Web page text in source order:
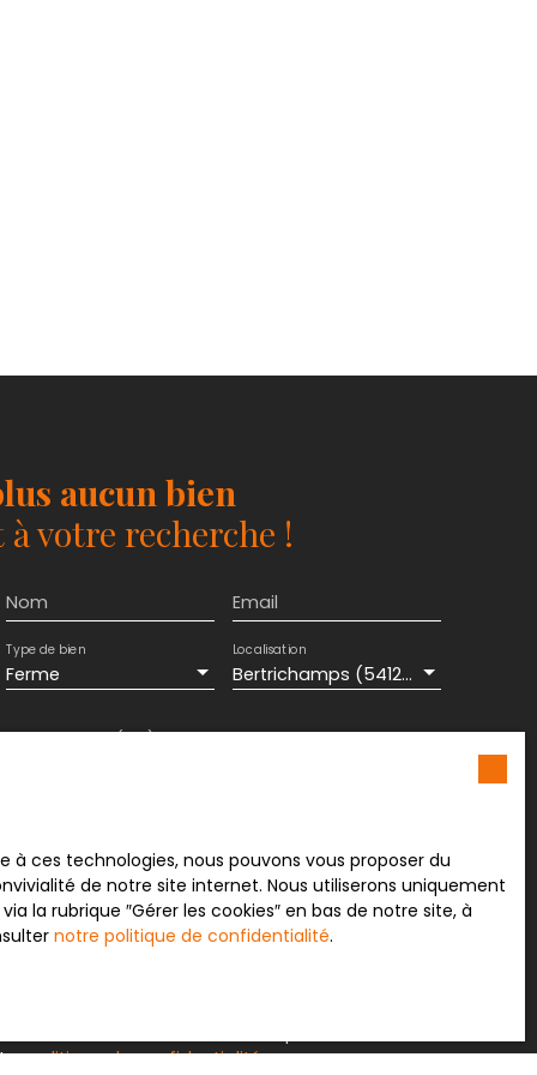
aucun bien
votre recherche !
Nom Email
Ferme
Type de bien
Bertrichamps (54120)
Localisation
Surface min (m²) Pièces min
téléphonique, vous pouvez vous inscrire
d'opposition au démarchage téléphonique,
1 du code de la consommation, sur le site
ou par courrier adressé à :
politique de confidentialité.
ces technologies, nous pouvons vous proposer du
de notre site internet. Nous utiliserons uniquement
la rubrique ″Gérer les cookies″ en bas de notre site, à
notre politique de confidentialité.